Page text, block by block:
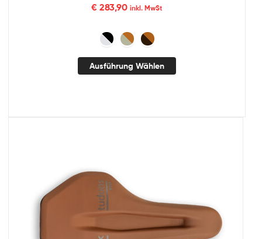
€ 283,90 inkl. MwSt
Ausführung Wählen